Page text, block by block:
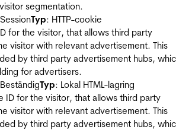
segmentation.
Typ: HTTP-cookie
for the visitor, that allows third party
visitor with relevant advertisement. This
by third party advertisement hubs,
for advertisers.
Typ: Lokal HTML-lagring
ID for the visitor, that allows third party
visitor with relevant advertisement. This
by third party advertisement hubs,